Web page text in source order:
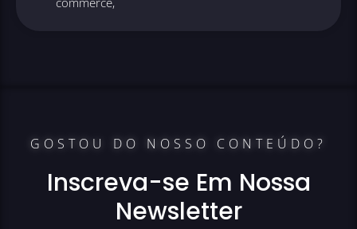
GOSTOU DO NOSSO CONTEÚDO?
Inscreva-se Em Nossa
Newsletter